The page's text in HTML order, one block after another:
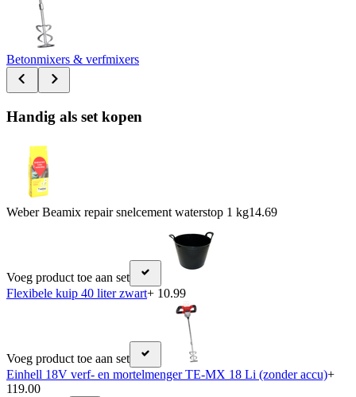
Betonmixers & verfmixers
Handig als set kopen
Weber Beamix repair snelcement waterstop 1 kg14.69
Voeg product toe aan set
Flexibele kuip 40 liter zwart+ 10.99
Voeg product toe aan set
Einhell 18V verf- en mortelmenger TE-MX 18 Li (zonder accu)+
119.00